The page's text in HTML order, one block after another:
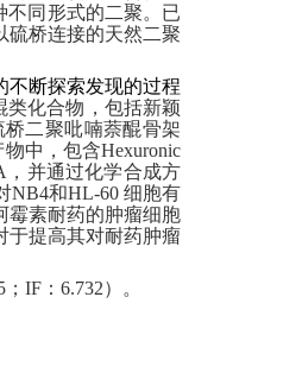
同形式的二聚。 已
硫桥连接的天然二聚
不断探索发现的过程
类化合物，包括新颖
桥二聚吡喃萘醌骨架
物中，包含Hexuronic
，并通过化学合成方
NB4和HL-60 细胞有
霉素耐药的肿瘤细胞
于提高其对耐药肿瘤
； IF ： 6.732）。